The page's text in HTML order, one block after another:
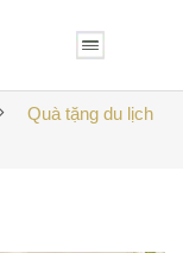
Quà tặng du lịch